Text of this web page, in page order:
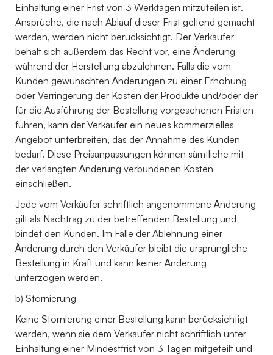
Einhaltung einer Frist von 3 Werktagen mitzuteilen ist.
Ansprüche, die nach Ablauf dieser Frist geltend gemacht
werden, werden nicht berücksichtigt. Der Verkäufer
behält sich außerdem das Recht vor, eine Änderung
während der Herstellung abzulehnen. Falls die vom
Kunden gewünschten Änderungen zu einer Erhöhung
oder Verringerung der Kosten der Produkte und/oder der
für die Ausführung der Bestellung vorgesehenen Fristen
führen, kann der Verkäufer ein neues kommerzielles
Angebot unterbreiten, das der Annahme des Kunden
bedarf. Diese Preisanpassungen können sämtliche mit
der verlangten Änderung verbundenen Kosten
einschließen.
Jede vom Verkäufer schriftlich angenommene Änderung
gilt als Nachtrag zu der betreffenden Bestellung und
bindet den Kunden. Im Falle der Ablehnung einer
Änderung durch den Verkäufer bleibt die ursprüngliche
Bestellung in Kraft und kann keiner Änderung
unterzogen werden.
b) Stornierung
Keine Stornierung einer Bestellung kann berücksichtigt
werden, wenn sie dem Verkäufer nicht schriftlich unter
Einhaltung einer Mindestfrist von 3 Tagen mitgeteilt und